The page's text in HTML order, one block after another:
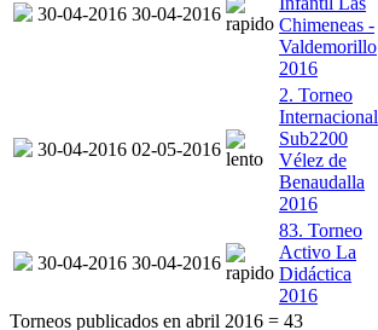
30-04-2016 30-04-2016
Chimeneas -
Valdemorillo
2016
30-04-2016 02-05-2016
2. Torneo
Internacional
Sub2200
Vélez de
Benaudalla
2016
30-04-2016 30-04-2016
83. Torneo
Activo La
Didáctica
2016
Torneos publicados en abril 2016 = 43